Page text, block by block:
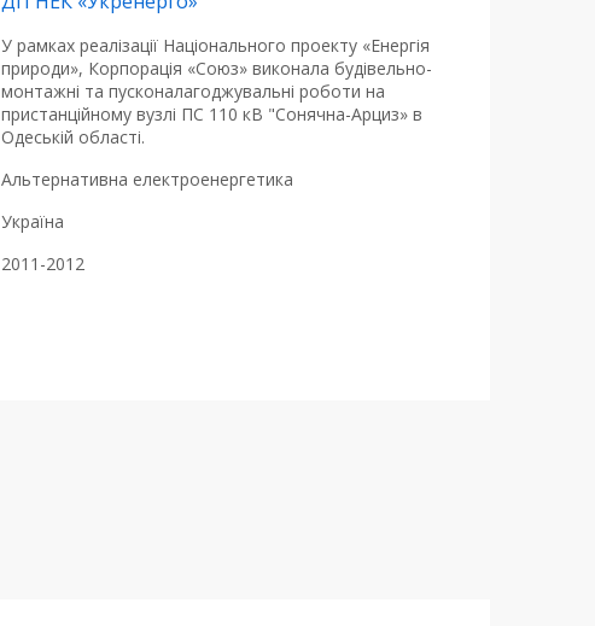
У рамках реалізації Національного проекту «Енергія
природи», Корпорація «Союз» виконала будівельно-
монтажні та пусконалагоджувальні роботи на
пристанційному вузлі ПС 110 кВ "Сонячна-Арциз» в
Одеській області.
Альтернативна електроенергетика
Україна
2011-2012